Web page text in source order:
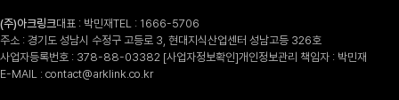
(주)아크링크대표 : 박민재TEL : 1666-5706
주소 : 경기도 성남시 수정구 고등로 3, 현대지식산업센터 성남고등 326호
사업자등록번호 : 378-88-03382 [사업자정보확인]개인정보관리 책임자 : 박민재
E-MAIL : contact@arklink.co.kr